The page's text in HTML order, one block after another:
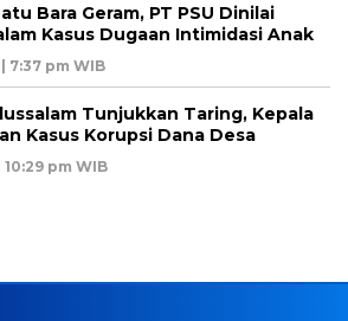
Bara Geram, PT PSU Dinilai
Kasus Dugaan Intimidasi Anak
7:37 pm WIB
Tunjukkan Taring, Kepala
Kasus Korupsi Dana Desa
pm WIB